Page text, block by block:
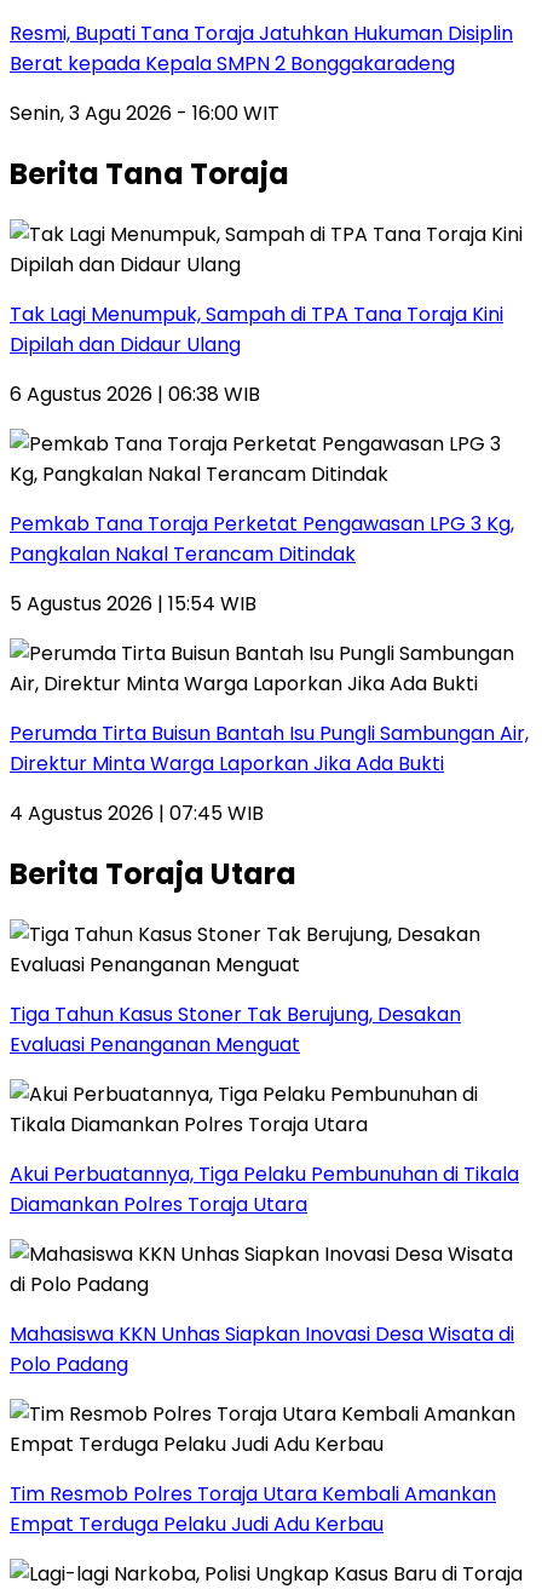
Resmi, Bupati Tana Toraja Jatuhkan Hukuman Disiplin
Berat kepada Kepala SMPN 2 Bonggakaradeng
Senin, 3 Agu 2026 - 16:00 WIT
Berita Tana Toraja
Tak Lagi Menumpuk, Sampah di TPA Tana Toraja Kini
Dipilah dan Didaur Ulang
6 Agustus 2026 | 06:38 WIB
Pemkab Tana Toraja Perketat Pengawasan LPG 3 Kg,
Pangkalan Nakal Terancam Ditindak
5 Agustus 2026 | 15:54 WIB
Perumda Tirta Buisun Bantah Isu Pungli Sambungan Air,
Direktur Minta Warga Laporkan Jika Ada Bukti
4 Agustus 2026 | 07:45 WIB
Berita Toraja Utara
Tiga Tahun Kasus Stoner Tak Berujung, Desakan
Evaluasi Penanganan Menguat
Akui Perbuatannya, Tiga Pelaku Pembunuhan di Tikala
Diamankan Polres Toraja Utara
Mahasiswa KKN Unhas Siapkan Inovasi Desa Wisata di
Polo Padang
Tim Resmob Polres Toraja Utara Kembali Amankan
Empat Terduga Pelaku Judi Adu Kerbau